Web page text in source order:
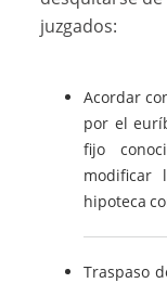
juzgados:
Acordar
por el
fijo
modificar
hipoteca
Traspaso